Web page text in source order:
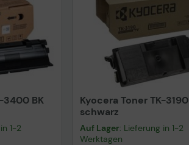
3400 BK
1-2
Kyocera Toner TK-3190
schwarz
Auf Lager: Lieferung in 1-2
Werktagen